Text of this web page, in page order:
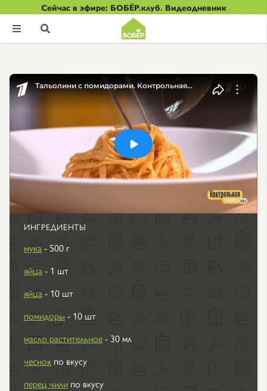
Сейчас в эфире: БОБЁР.клуб. Видеодневник
 
ИНГРЕДИЕНТЫ
мука- 500 г
яйца- 1 шт
яйца- 10 шт
помидоры - 10 шт
масло растительное- 30 мл
чеснок по вкусу
перец чили по вкусу